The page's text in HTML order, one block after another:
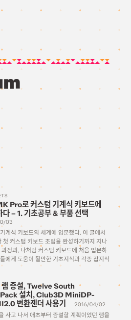
Pro로 커스텀 기계식 키보드에
다 – 1. 기초공부 & 부품 선택
03
계식 키보드의 세계에 입문했다. 이 글에서
첫 커스텀 키보드 조립을 완성하기까지 지나
과정과, 나처럼 커스텀 키보드에 처음 입문하
에게 도움이 될만한 기초지식과 각종 잡지식
명을 섞어 이야기해보려고 한다. “더 좋은
찾아서… 컴퓨터와 뗄래야 뗄 수 […]
증설, Twelve South
설치, Club3D MiniDP-
변환젠더 사용기
2016/04/02
사고 나서 애초부터 증설할 계획이었던 램을